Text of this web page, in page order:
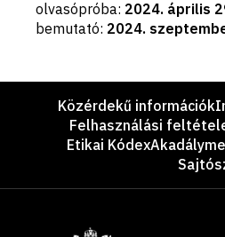
dátumok
olvasópróba: 2024. április
bemutató: 2024.
LáblécKözérdekű információk
Felhasználási
Etikai Kódex